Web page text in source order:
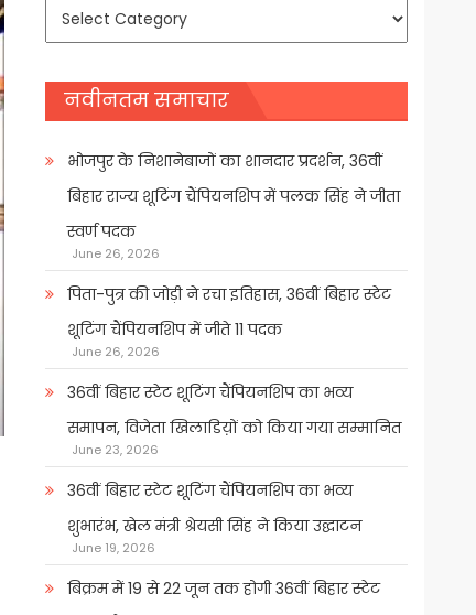
समाचार
नवीनतम समाचार
भोजपुर के निशानेबाजों का शानदार प्रदर्शन, 36वीं
बिहार राज्य शूटिंग चैंपियनशिप में पलक सिंह ने जीता
स्वर्ण पदक
June 26, 2026
पिता-पुत्र की जोड़ी ने रचा इतिहास, 36वीं बिहार स्टेट
शूटिंग चैंपियनशिप में जीते 11 पदक
June 26, 2026
36वीं बिहार स्टेट शूटिंग चैंपियनशिप का भव्य
समापन, विजेता खिलाडिय़ों को किया गया सम्मानित
June 23, 2026
36वीं बिहार स्टेट शूटिंग चैंपियनशिप का भव्य
शुभारंभ, खेल मंत्री श्रेयसी सिंह ने किया उद्घाटन
June 19, 2026
बिक्रम में 19 से 22 जून तक होगी 36वीं बिहार स्टेट